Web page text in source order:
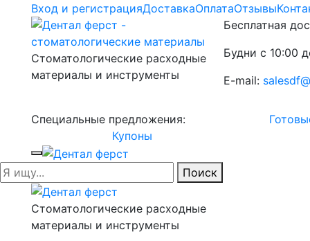
Вход и регистрацияДоставкаОплатаОтзывы
Стоматологические расходные
материалы и инструменты
Бесплатная
Будни с 10:00
E-mail:
Специальные предложения:
Купоны
Поиск
Стоматологические расходные
материалы и инструменты